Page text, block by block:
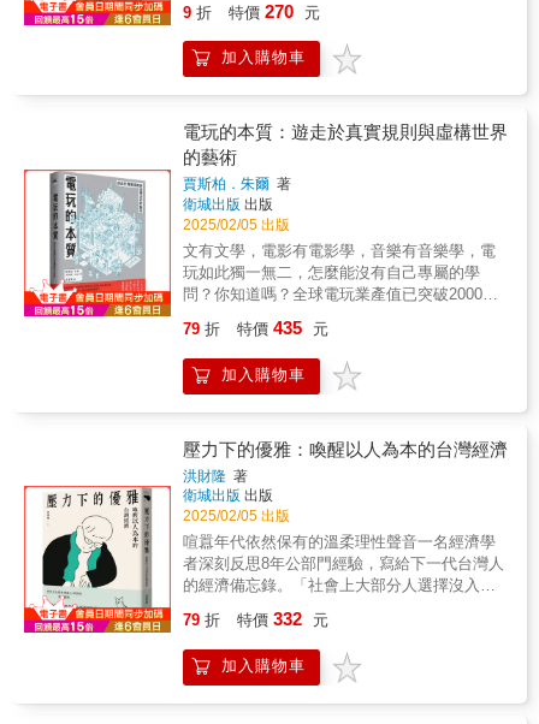
對許多道德上似是而非的誤解，例如：「大家
都做的事就是對的事」「道德沒有標準答案，
你覺得對的，那它就是對的」「法律沒有規定
力的青少年，可以用邏輯思考的方法，找到人
生中可以終身實用的道德準則，面對所有難
題。人生難題與道德品格的考驗與抉擇，不只
青少年會困惑，做為老師與家長，同樣也會需
要面對，這本書也適合作為親子親師之間的討
論閱讀讀本。青少年的人生難題跟品格教育，
給他們答案，不如讓他們自己找答案！
位痕跡？是要想盡可能銷毀，還是設法重建再
往生者家屬的事情，而是攸關每個社會及人類
文明。往後三十年，將會有超過二十億離世使
用者加入雲端亡魂的行列。我們及我們的後代
將成為地球上第一批數位公民，我們的生活將
無處不圍繞著繼承而來的龐大「數位遺物」。
無論是誰掌握這些數位檔案，勢必都將帶來巨
大的政治經濟及社會影響。如何處理數位遺
物，因此成為與所有人都密切相關的課題。
《雲端亡魂》是一本超前部署的思考指南，帶
領讀者理解網路個資及數位遺物的重要性，重
新思考生者及死者之間的關係，以及如何在一
切數位遺物都被不負責任地壟斷及營利之前，
作者在簡介中坦誠自己是MBTI中的「調停者」
人格（INFP），那份對精神世界的執著和與現
實世界的格格不入，反而賦予了他更為敏銳的
尋求真理的強烈願望。這種真誠的個人底色，
為本書奠定了一種平易近人卻又直擊人心的基
調。 《文化自省》的目錄涵蓋了從「術
數」到「躺平的智慧」，再到「中國人的思
辨」等多元主題，看似散落的珍珠，卻被一條
潛在的脈絡巧妙地串聯起來。作者以前言中龔
自珍的詩句開篇，點明了當前學術氛圍中可能
存在的沉悶與僵化，鼓勵讀者跳出固有的思維
框架，以一種全新的視角審視我們的文化傳
統。 書中率先呈現的「術數」一章，便以
為例，深刻揭示了「術」的本質——即通過構
建虛假的世界觀來影響和控制人們的思想與行
為，最終達到牟取私利的目的。作者將歷史上
並論，犀利地指出其共通之處，警示人們警惕
那些利用信息不對稱和權威效應來禁錮思想的
「術士」。這一章的分析既有現實意義，又引
發人們對知識、權威以及獨立思考的深刻反
思。 目錄中可以看出，本書並非單純地批
判或歌頌傳統文化，而是試圖從哲學的高度探
討其內在的邏輯、優勢與困境。作者勇敢地提
並在前言中指出，白話文時代與傳統文化銜接
過程中出現的問題是造成這一斷層的重要原
因。他希望通過本書的嘗試，重新激活傳統文
化的生命力，使其回歸人們的生活和視野。
9 折 特價 270 元
加入購物車
電玩的本質：遊走於真實規則與虛構世界
的藝術
賈斯柏．朱爾 著
衛城出版 出版
2025/02/05 出版
文有文學，電影有電影學，音樂有音樂學，電
玩如此獨一無二，怎麼能沒有自己專屬的學
問？你知道嗎？全球電玩業產值已突破2000億
麥遊戲理論大師．Jesper Juul．開啟「電玩
學」新領域的典範之作遊戲開發者、媒體評論
人、文化研究者、電玩愛好者，都需要的入門
什麼？電玩如何「好玩」？當電玩不再只是少
數人沉迷的次文化、網路鄉民的休閒娛樂或業
界動態的新聞八卦，而是一股席捲世界的大規
模社會現象，我們就需要更可靠的論述及知識
基礎來回應。在這部超前時代的經典之作，丹
麥遊戲理論大師朱爾主張，電玩的本質就是真
實與虛構的交會。玩家依據真實世界的規則，
想像一個不存在的虛構世界，並在其中進行一
連串選擇。輸贏發生在現實生活，「勇者鬥惡
何千變萬化，都仍遵循這套基本原則，萬變不
離其宗。從《俄羅斯方塊》、《世紀帝國》、
《薩爾達傳說》與《俠盜列車手》，本書不僅
79 折 特價 435 元
加入購物車
壓力下的優雅：喚醒以人為本的台灣經濟
洪財隆 著
衛城出版 出版
2025/02/05 出版
喧囂年代依然保有的溫柔理性聲音一名經濟學
者深刻反思8年公部門經驗，寫給下一代台灣人
的經濟備忘錄。「社會上大部分人選擇沒入與
曾經有過的掙扎。」──魏杏芳，國立政治大學
法學院兼任副教授、前公平交易委員會委員當
代台灣擺脫物質匱乏，交出亮眼經濟成績，為
79 折 特價 332 元
加入購物車